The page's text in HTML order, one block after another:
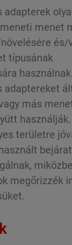
adapterek
menet
és/
típusának
adaptereket
más
területre
megőrizzék